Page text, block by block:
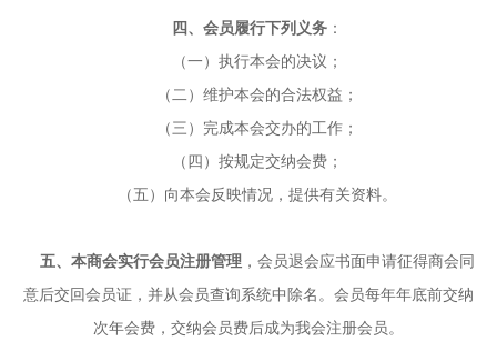
四、会员履行下列义务 ：
（一）执行本会的决议；
（二）维护本会的合法权益；
（三）完成本会交办的工作；
（四）按规定交纳会费；
（五）向本会反映情况，提供有关资料。
五、本商会实行会员注册管理 ，会员退会应书面申请征得商会同
意后交回会员证，并从会员查询系统中除名。会员每年年底前交纳
次年会费，交纳会员费后成为我会注册会员。